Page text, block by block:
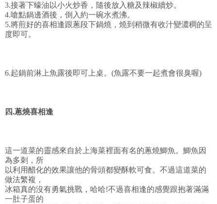
3.接著下蠔油以小火炒香，隨後放入糖及辣椒續炒。
4.嗆點鍋邊酒後，倒入約一碗水煮沸。
5.將煎好的喜相逢跟蔥段下鍋燒，燒到稍微有收汁變濃稠的呈
度即可。
6.起鍋前淋上魚露後即可上桌。(魚露不要一起煮會很臭喔)
四.蔥燒喜相逢
這一道菜的靈感來自於上海菜裡面有名的蔥燒鯽魚。鯽魚因
為多刺，所
以利用醋化的效果讓他的骨頭都變酥軟可食。不過這道菜的
做法繁複，
冰箱真的沒有勇氣挑戰，哈哈!不過喜相逢的感覺跟抱著滿滿
一肚子蛋的